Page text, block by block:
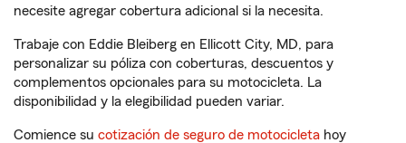
necesite agregar cobertura adicional si la necesita.
Trabaje con Eddie Bleiberg en Ellicott City, MD, para
personalizar su póliza con coberturas, descuentos y
complementos opcionales para su motocicleta. La
disponibilidad y la elegibilidad pueden variar.
Comience su cotización de seguro de motocicleta hoy